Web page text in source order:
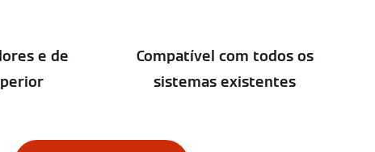
e de
Compatível com todos os
sistemas existentes